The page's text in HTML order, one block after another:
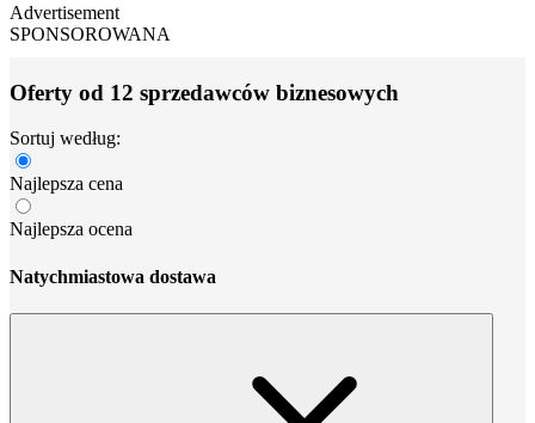
Advertisement
SPONSOROWANA
Oferty od 12 sprzedawców biznesowych
Sortuj według:
Najlepsza cena
Najlepsza ocena
Natychmiastowa dostawa